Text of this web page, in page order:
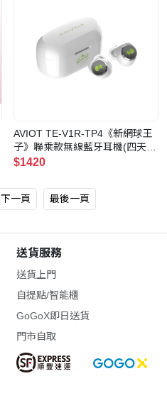
AVIOT TE-V1R-TP4《新網球王
子》聯乘款無線藍牙耳機(四天寶
寺)
$1420
下一頁 最後一頁
送貨服務
送貨上門
自提點/智能櫃
GoGoX即日送貨
門市自取